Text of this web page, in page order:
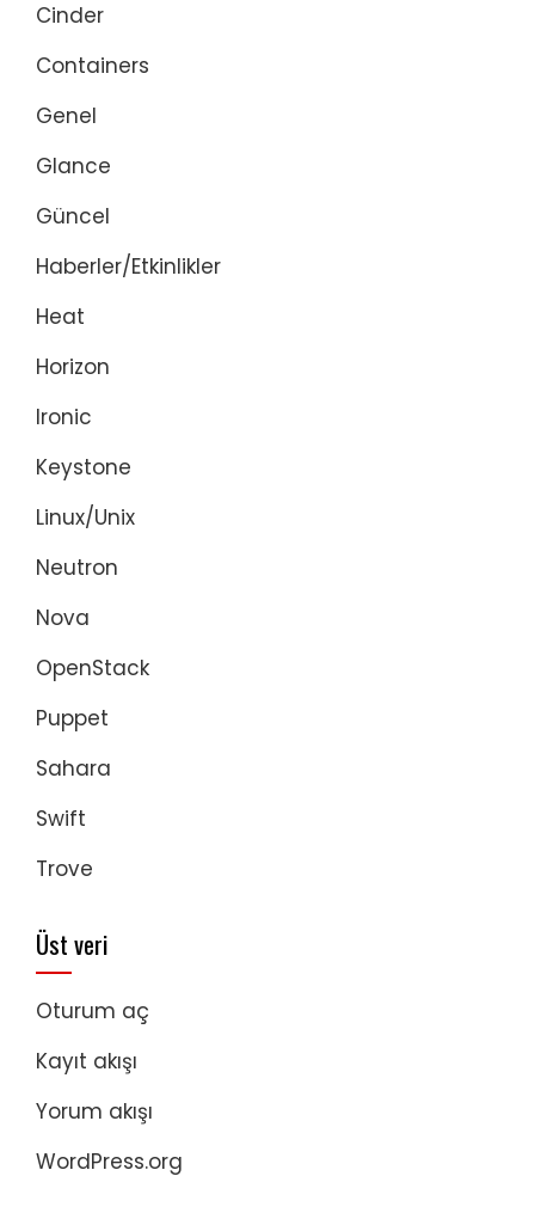
Cinder
Containers
Genel
Glance
Güncel
Haberler/Etkinlikler
Heat
Horizon
Ironic
Keystone
Linux/Unix
Neutron
Nova
OpenStack
Puppet
Sahara
Swift
Trove
Üst veri
Oturum aç
Kayıt akışı
Yorum akışı
WordPress.org